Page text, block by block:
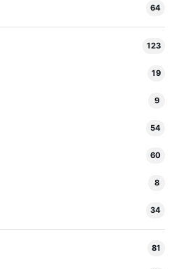
64
123
19
9
54
60
8
34
81